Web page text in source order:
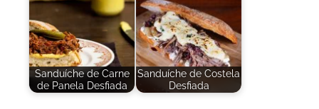
Sanduíche de Carne
de Panela Desfiada
Sanduíche de Costela
Desfiada